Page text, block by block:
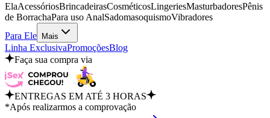
ElaAcessóriosBrincadeirasCosméticosLingeriesMasturbadoresPênis
de BorrachaPara uso AnalSadomasoquismoVibradores
Para Ele
Mais
Linha ExclusivaPromoçõesBlog
Faça sua compra via
ENTREGAS EM ATÉ 3 HORAS
*Após realizarmos a comprovação